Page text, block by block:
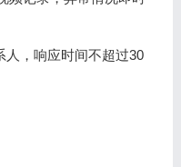
人，响应时间不超过30